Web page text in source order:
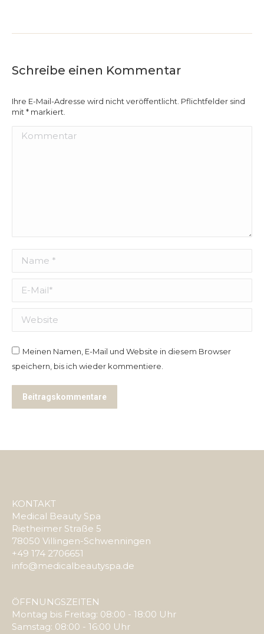
Schreibe einen Kommentar
Ihre E-Mail-Adresse wird nicht veröffentlicht. Pflichtfelder sind
mit * markiert.
Kommentar
Name *
E-Mail *
Website
Meinen Namen, E-Mail und Website in diesem Browser
speichern, bis ich wieder kommentiere.
Beitragskommentare
KONTAKT
Medical Beauty Spa
Rietheimer Straße 5
78050 Villingen-Schwenningen
+49 174 2706651
info@medicalbeautyspa.de
ÖFFNUNGSZEITEN
Montag bis Freitag: 08:00 - 18:00 Uhr
Samstag: 08:00 - 16:00 Uhr